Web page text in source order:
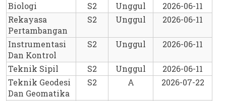
Biologi
S2 Unggul
2026-06-11
Rekayasa
Pertambangan
S2 Unggul 2026-06-11
Instrumentasi
Dan Kontrol
S2 Unggul 2026-06-11
Teknik Sipil S2 Unggul
2026-06-11
Teknik Geodesi
Dan Geomatika
S2 A 2026-07-22